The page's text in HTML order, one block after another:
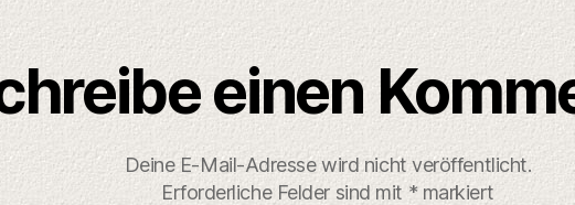
einen
Deine E-Mail-Adresse wird nicht veröffentlicht.
Erforderliche Felder sind mit *markiert